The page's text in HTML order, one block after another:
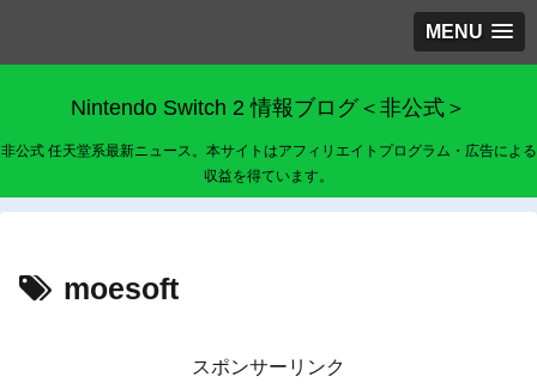
MENU
Nintendo Switch 2 情報ブログ＜非公式＞
非公式 任天堂系最新ニュース。本サイトはアフィリエイトプログラム・広告による
収益を得ています。
moesoft
スポンサーリンク